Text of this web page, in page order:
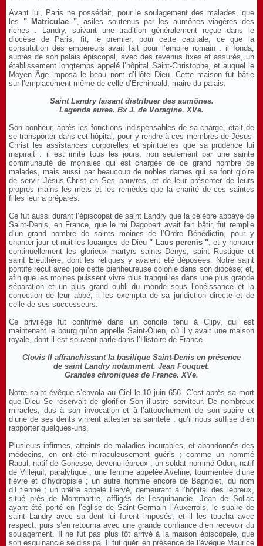
Avant lui, Paris ne possédait, pour le soulagement des malades, que
les " Matriculae ", asiles soutenus par les aumônes viagères des
riches : Landry, suivant une tradition généralement reçue dans le
diocèse de Paris, fit, le premier, pour cette capitale, ce que la
constitution des empereurs avait fait pour l’empire romain : il fonda,
auprès de son palais épiscopal, avec des revenus fixes et assurés, un
établissement longtemps appelé l’hôpital Saint-Christophe, et auquel le
Moyen Âge imposa le beau nom d’Hôtel-Dieu. Cette maison fut bâtie
sur l’emplacement même de celle d’Erchinoald, maire du palais.
Saint Landry faisant distribuer des aumônes.
Legenda aurea. Bx J. de Voragine. XVe.
Son bonheur, après les fonctions indispensables de sa charge, était de
se transporter dans cet hôpital, pour y rendre à ces membres de Jésus-
Christ les assistances corporelles et spirituelles que sa prudence lui
inspirait : il est imité tous les jours, non seulement par une sainte
communauté de moniales qui est chargée de ce grand nombre de
malades, mais aussi par beaucoup de nobles dames qui se font gloire
de servir Jésus-Christ en Ses pauvres, et de leur présenter de leurs
propres mains les mets et les remèdes que la charité de ces saintes
filles leur a préparés.
Ce fut aussi durant l’épiscopat de saint Landry que la célèbre abbaye de
Saint-Denis, en France, que le roi Dagobert avait fait bâtir, fut remplie
d’un grand nombre de saints moines de l’Ordre Bénédictin, pour y
chanter jour et nuit les louanges de Dieu " Laus perenis ", et y honorer
continuellement les glorieux martyrs saints Denys, saint Rustique et
saint Eleuthère, dont les reliques y avaient été déposées. Notre saint
pontife reçut avec joie cette bienheureuse colonie dans son diocèse; et,
afin que les moines puissent vivre plus tranquilles dans une plus grande
séparation et un plus grand oubli du monde sous l’obéissance et la
correction de leur abbé, il les exempta de sa juridiction directe et de
celle de ses successeurs.
Ce privilège fut confirmé dans un concile tenu à Clipy, qui est
maintenant le bourg qu’on appelle Saint-Ouen, où il y avait une maison
royale, dont il est souvent parlé dans l’Histoire de France.
Clovis II affranchissant la basilique Saint-Denis en présence
de saint Landry notamment. Jean Fouquet.
Grandes chroniques de France. XVe.
Notre saint évêque s’envola au Ciel le 10 juin 656. C’est après sa mort
que Dieu Se réservait de glorifier Son illustre serviteur. De nombreux
miracles, dus à son invocation et à l’attouchement de son suaire et
d’une de ses dents vinrent attester sa sainteté : qu’il nous suffise d’en
rapporter quelques-uns.
Plusieurs infirmes, atteints de maladies incurables, et abandonnés des
médecins, en ont été miraculeusement guéris ; comme un nommé
Raoul, natif de Gonesse, devenu lépreux ; un soldat nommé Odon, natif
de Villejuif, paralytique ; une femme appelée Aveline, tourmentée d’une
fièvre et d’hydropisie ; un autre homme encore de Bagnolet, du nom
d’Etienne ; un prêtre appelé Hervé, demeurant à l’hôpital des lépreux,
situé près de Montmartre, affligés de l’esquinancie. Jean de Soliac
ayant été porté en l’église de Saint-Germain l’Auxerrois, le suaire de
saint Landry avec sa dent lui furent imposés, et il les toucha avec
respect, puis s’en retourna avec une grande confiance d’en recevoir du
soulagement. Il ne fut pas plus tôt arrivé à la maison épiscopale, que
son esquinancie se dissipa. Il fut guéri en présence de l’évêque Maurice